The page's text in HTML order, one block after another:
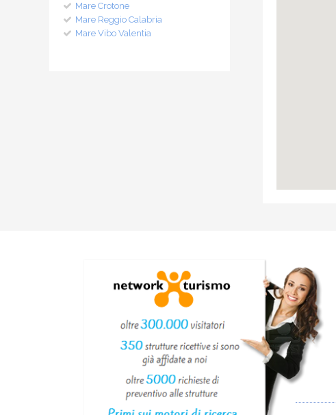
Mare Crotone
Mare Reggio Calabria
Mare Vibo Valentia